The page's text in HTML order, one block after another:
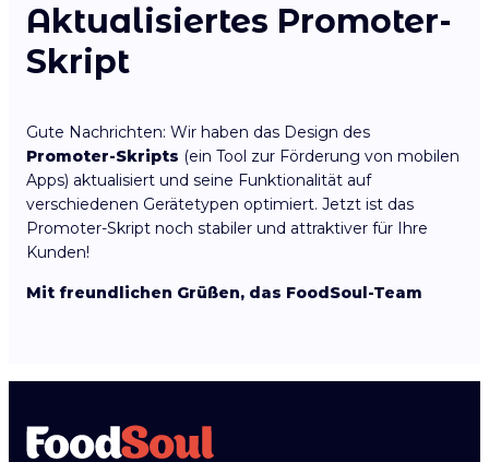
Aktualisiertes Promoter-
Skript
Gute Nachrichten: Wir haben das Design des
Promoter-Skripts (ein Tool zur Förderung von mobilen
Apps) aktualisiert und seine Funktionalität auf
verschiedenen Gerätetypen optimiert. Jetzt ist das
Promoter-Skript noch stabiler und attraktiver für Ihre
Kunden!
Mit freundlichen Grüßen, das FoodSoul-Team